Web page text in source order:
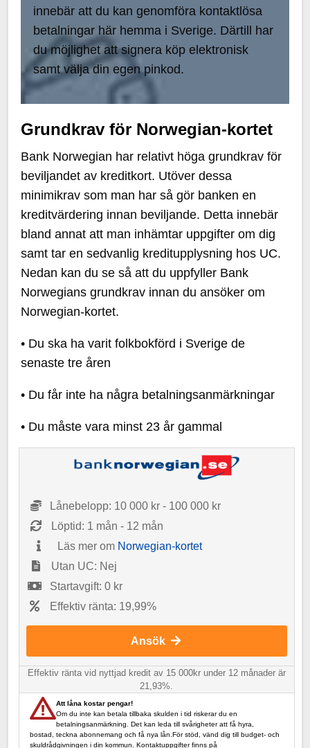
innebär att du kan genomföra kontaktlösa
betalningar här hemma i Sverige. Därtill har
du möjlighet att signera köp elektronisk
samt välja din egen pinkod.
Grundkrav för Norwegian-kortet
Bank Norwegian har relativt höga grundkrav för
beviljandet av kreditkort. Utöver dessa
minimikrav som man har så gör banken en
kreditvärdering innan beviljande. Detta innebär
bland annat att man inhämtar uppgifter om dig
samt tar en sedvanlig kreditupplysning hos UC.
Nedan kan du se så att du uppfyller Bank
Norwegians grundkrav innan du ansöker om
Norwegian-kortet.
• Du ska ha varit folkbokförd i Sverige de
senaste tre åren
• Du får inte ha några betalningsanmärkningar
• Du måste vara minst 23 år gammal
Lånebelopp: 10 000 kr - 100 000 kr
Löptid: 1 mån - 12 mån
Läs mer om Norwegian-kortet
Utan UC: Nej
Startavgift: 0 kr
Effektiv ränta: 19,99%
Ansök
Effektiv ränta vid nyttjad kredit av 15 000kr under 12 månader är
21,93%.
Att låna kostar pengar!
Om du inte kan betala tillbaka skulden i tid riskerar du en
betalningsanmärkning. Det kan leda till svårigheter att få hyra,
bostad, teckna abonnemang och få nya lån.För stöd, vänd dig till budget- och
skuldrådgivningen i din kommun. Kontaktuppgifter finns på